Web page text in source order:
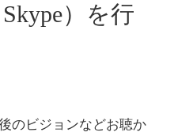
）を行
のビジョンなどお聴か